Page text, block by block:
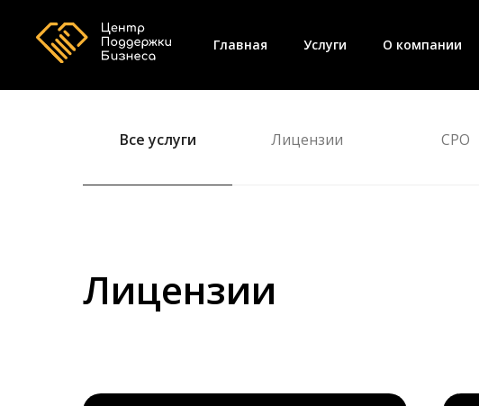
Главная Услуги О компании
Все услуги Лицензии СРО
Лицензии